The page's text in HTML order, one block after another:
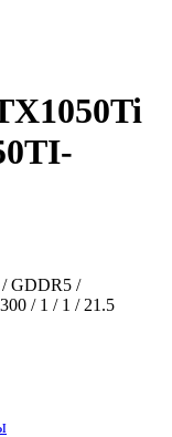
GDDR5 /
/ 1 / 1 / 21.5